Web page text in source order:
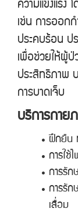
ความแข็งแรง
เช่น การออก
ประคบร้อน ปร
เพื่อช่วยให้ผู้ป่
ประสิทธิภาพ บ
การบาดเจ็บ
บริการกาย
ฝึกยืน
การใช้
การรัก
การรัก
เสื่อม